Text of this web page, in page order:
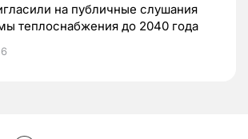
на публичные слушания
теплоснабжения до 2040 года